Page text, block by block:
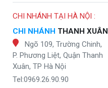
CHI NHÁNH TẠI HÀ NỘI :
CHI NHÁNH THANH XUÂN
Ngõ 109, Trường Chinh,
P. Phương Liệt, Quận Thanh
Xuân, TP Hà Nội
Tel:0969.26.90.90